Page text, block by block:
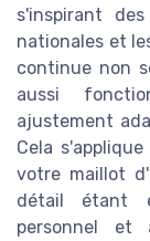
s'inspirant
nationales et
continue non
aussi
ajustement
Cela
votre maillot
détail étant
personnel